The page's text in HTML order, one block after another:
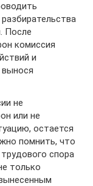
После
комиссия
и
не
или не
остается
помнить, что
спора
только